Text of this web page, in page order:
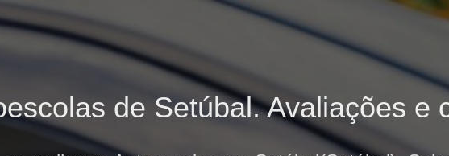
de Setúbal. Avaliações e